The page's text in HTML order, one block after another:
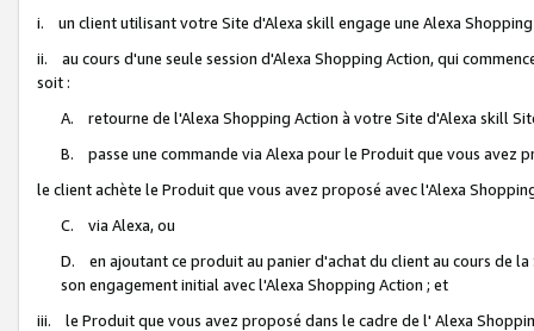
i. un client utilisant votre Site d'Alexa skill engage une Alexa
ii. au cours d'une seule session d'Alexa Shopping Action, qui
soit :
A. retourne de l'Alexa Shopping Action à votre Site d'Alexa skill
B. passe une commande via Alexa pour le Produit que vous avez
le client achète le Produit que vous avez proposé avec l'Alexa
C. via Alexa, ou
D. en ajoutant ce produit au panier d'achat du client au cours de
son engagement initial avec l'Alexa Shopping Action ; et
iii. le Produit que vous avez proposé dans le cadre de l' Alexa